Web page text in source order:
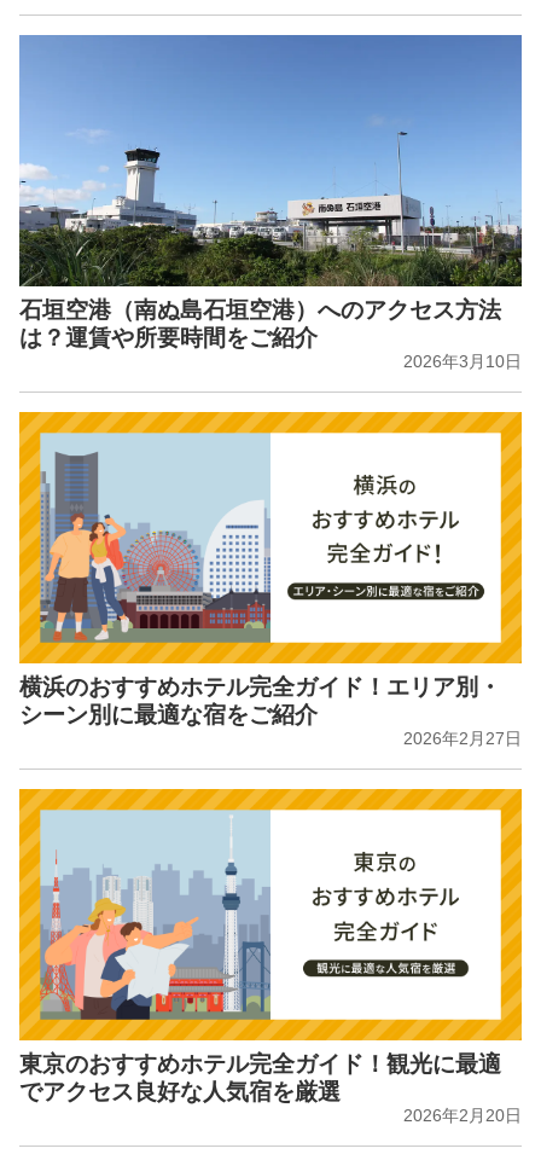
石垣空港（南ぬ島石垣空港）へのアクセス方法
は？運賃や所要時間をご紹介
2026年3月10日
横浜のおすすめホテル完全ガイド！エリア別・
シーン別に最適な宿をご紹介
2026年2月27日
東京のおすすめホテル完全ガイド！観光に最適
でアクセス良好な人気宿を厳選
2026年2月20日